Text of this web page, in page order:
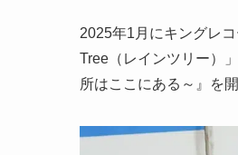
2025年1月にキングレ
Tree（レインツリー）
所はここにある～』を